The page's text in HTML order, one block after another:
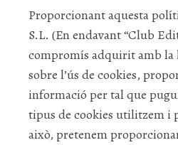
Proporcionant aquesta
S.L. (En endavant “Club
compromís adquirit amb la
sobre l’ús de cookies,
informació per tal que
tipus de cookies utilitzem i
això, pretenem